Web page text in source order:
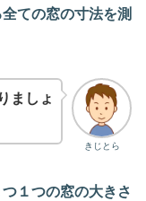
ての窓の寸法を測
きじとら
ましょ
つ１つの窓の大きさ